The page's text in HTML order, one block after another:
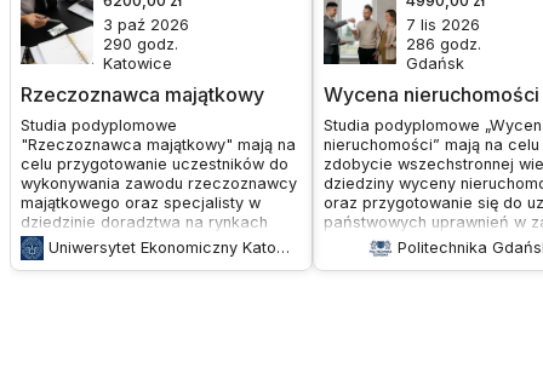
Rzeczoznawca majątkowy
3 paź 2026
290 godz.
Katowice
Studia podyplomowe
"Rzeczoznawca majątkowy" mają na
celu przygotowanie uczestników do
wykonywania zawodu rzeczoznawcy
majątkowego oraz specjalisty w
dziedzinie doradztwa na rynkach
nieruchomości, oceny efektywności
inwestowania, wyceny
Uniwersytet Ekonomiczny Katowice
Wycena nieruchomości
7 lis 2026
286 godz.
Gdańsk
Studia podyplomowe
nieruchomości” mają na celu
zdobycie wszechstronnej
dziedziny wyceny
oraz przygotowanie się do
państwowych uprawnień w
rzeczoznawstwa
Program studiów jest
Politechnika